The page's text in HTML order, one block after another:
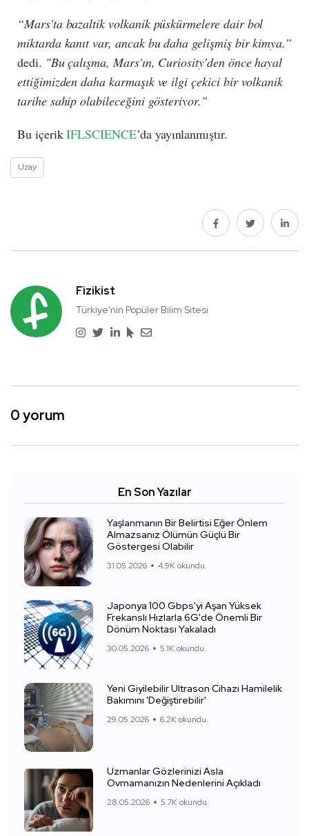
“Mars'ta bazaltik volkanik püskürmelere dair bol
miktarda kanıt var, ancak bu daha gelişmiş bir kimya.”
dedi. "Bu çalışma, Mars'ın, Curiosity'den önce hayal
ettiğimizden daha karmaşık ve ilgi çekici bir volkanik
tarihe sahip olabileceğini gösteriyor."
Bu içerikIFLSCIENCE’da yayınlanmıştır.
Uzay
Fizikist
Türkiye'nin Popüler Bilim Sitesi
0 yorum
En Son Yazılar
Yaşlanmanın Bir Belirtisi Eğer Önlem
Almazsanız Ölümün Güçlü Bir
Göstergesi Olabilir
31.05.2026 4.9K okundu.
Japonya 100 Gbps'yi Aşan Yüksek
Frekanslı Hızlarla 6G'de Önemli Bir
Dönüm Noktası Yakaladı
30.05.2026 5.1K okundu.
Yeni Giyilebilir Ultrason Cihazı Hamilelik
Bakımını 'Değiştirebilir'
29.05.2026 6.2K okundu.
Uzmanlar Gözlerinizi Asla
Ovmamanızın Nedenlerini Açıkladı
28.05.2026 5.7K okundu.